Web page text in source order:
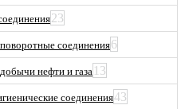
23
соединения6
нефти и газа 13
соединения43